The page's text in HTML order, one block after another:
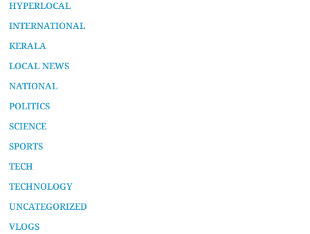
HYPERLOCAL
INTERNATIONAL
KERALA
LOCAL NEWS
NATIONAL
POLITICS
SCIENCE
SPORTS
TECH
TECHNOLOGY
UNCATEGORIZED
VLOGS